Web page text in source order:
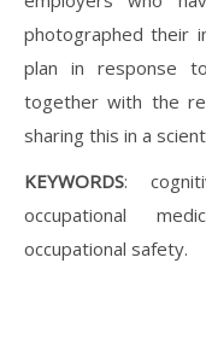
photographed their
plan in response
together with the
sharing this in a
KEYWORDS:
occupational
occupational safety.